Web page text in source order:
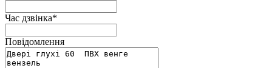
Час дзвінка*
Повідомлення